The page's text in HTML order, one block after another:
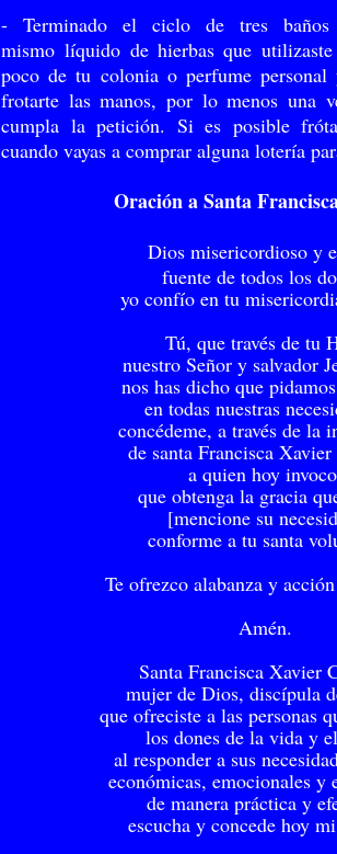
- Terminado el ciclo de tres
mismo líquido de hierbas que
poco de tu colonia o perfume personal
frotarte las manos, por lo menos una
cumpla la petición. Si es posible
cuando vayas a comprar alguna lotería
Oración a Santa
Dios misericordioso y
fuente de todos los
yo confío en tu
Tú, que través de tu
nuestro Señor y salvador
nos has dicho que
en todas nuestras
concédeme, a través de la
de santa Francisca
a quien hoy
que obtenga la gracia
[mencione su
conforme a tu santa
Te ofrezco alabanza y
Amén.
Santa Francisca Xavier
mujer de Dios, discípula
que ofreciste a las personas
los dones de la vida y
al responder a sus
económicas, emocionales y
de manera práctica y
escucha y concede hoy